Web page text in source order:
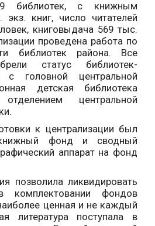
библиотек, с книжным
книг, число читателей
книговыдача 569 тыс.
проведена работа по
библиотек района. Все
статус библиотек-
с головной центральной
детская библиотека
центральной
к централизации был
фонд и сводный
аппарат на фонд
ликвидировать
фондов
ценная и не каждый
литература поступала в